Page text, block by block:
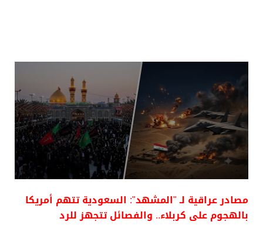
مصادر عراقية لـ "المشهد": السعودية تتهم أمريكا
بالهجوم على كربلاء.. والفصائل تتجهز للرد